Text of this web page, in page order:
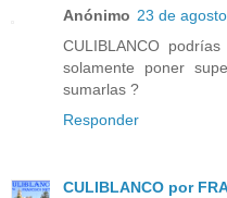
Anónimo 23 de
CULIBLANCO
solamente poner
sumarlas ?
Responder
CULIBLANCO por